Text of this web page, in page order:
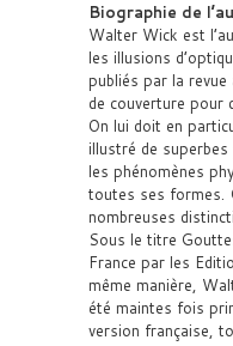
Biographie de
Walter Wick est
les illusions
publiés par la
de couverture pour
On lui doit en
illustré de
les phénomènes
toutes ses formes.
nombreuses
Sous le titre
France par les
même manière,
été maintes fois
version française,